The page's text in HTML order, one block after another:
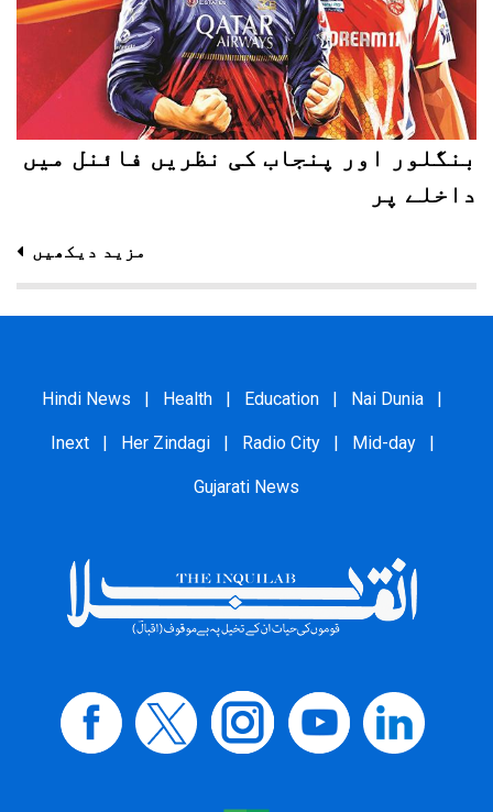
بنگلور اور پنجاب کی نظریں فائنل میں
داخلے پر
مزید دیکھیں
Hindi News Health Education Nai Dunia
Inext Her Zindagi Radio City Mid-day
Gujarati News